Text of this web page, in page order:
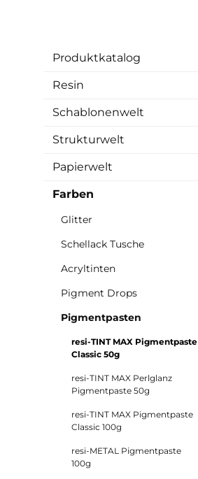
Produktkatalog
Resin
Schablonenwelt
Strukturwelt
Papierwelt
Farben
Glitter
Schellack Tusche
Acryltinten
Pigment Drops
Pigmentpasten
resi-TINT MAX Pigmentpaste
Classic 50g
resi-TINT MAX Perlglanz
Pigmentpaste 50g
resi-TINT MAX Pigmentpaste
Classic 100g
resi-METAL Pigmentpaste
100g